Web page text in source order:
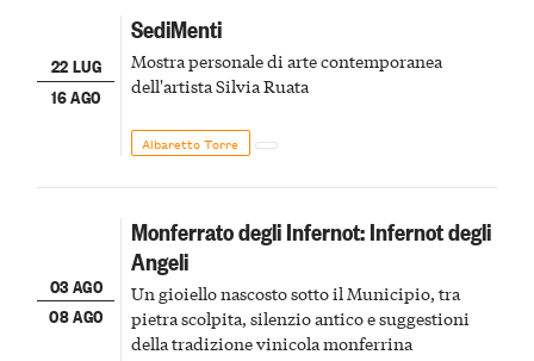
22 LUG
16 AGO
SediMenti
Mostra personale di arte contemporanea
dell'artista Silvia Ruata
Albaretto Torre
03 AGO
08 AGO
Monferrato degli Infernot: Infernot degli
Angeli
Un gioiello nascosto sotto il Municipio, tra
pietra scolpita, silenzio antico e suggestioni
della tradizione vinicola monferrina